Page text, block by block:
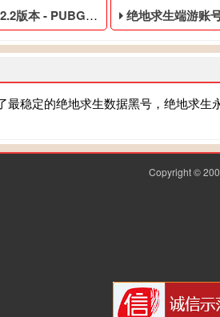
便宜的数据黑号 绝地求生端游账号
最稳定的绝地求生数据黑号，绝地求
Copyright ©